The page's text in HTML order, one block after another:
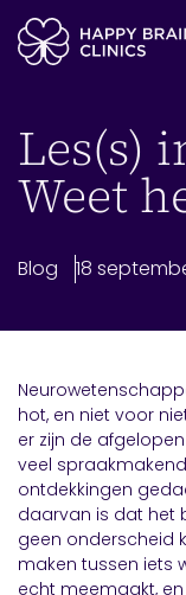
Les(s)
Weet
Blog 18
hot, en niet voor
er zijn de
veel
ontdekkingen
daarvan is dat het
geen onderscheid
maken tussen iets
echt meemaakt,